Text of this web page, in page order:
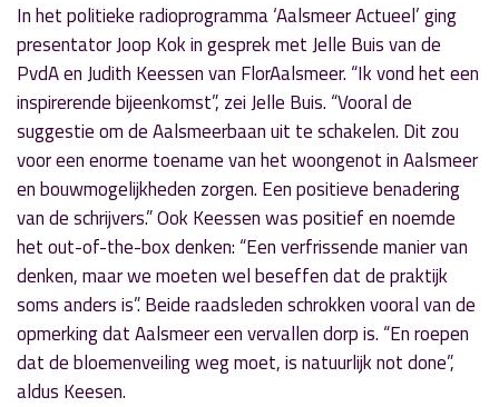
In het politieke radioprogramma ‘Aalsmeer Actueel’ ging
presentator Joop Kok in gesprek met Jelle Buis van de
PvdA en Judith Keessen van FlorAalsmeer. “Ik vond het een
inspirerende bijeenkomst”, zei Jelle Buis. “Vooral de
suggestie om de Aalsmeerbaan uit te schakelen. Dit zou
voor een enorme toename van het woongenot in Aalsmeer
en bouwmogelijkheden zorgen. Een positieve benadering
van de schrijvers.” Ook Keessen was positief en noemde
het out-of-the-box denken: “Een verfrissende manier van
denken, maar we moeten wel beseffen dat de praktijk
soms anders is”. Beide raadsleden schrokken vooral van de
opmerking dat Aalsmeer een vervallen dorp is. “En roepen
dat de bloemenveiling weg moet, is natuurlijk not done”,
aldus Keesen.